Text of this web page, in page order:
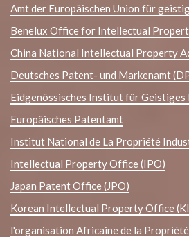
Amt der Europäischen Union für
Benelux Office for Intellectual
China National Intellectual Property
Deutsches Patent- und Markenamt
Eidgenössisches Institut für Geistiges
Europäisches Patentamt
Institut National de La Propriété
Intellectual Property Office (IPO)
Japan Patent Office (JPO)
Korean Intellectual Property Office
l'organisation Africaine de la